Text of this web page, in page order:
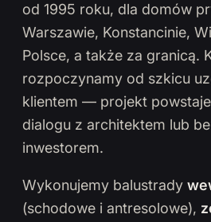
od 1995 roku, dla domów
Warszawie, Konstancinie,
Polsce, a także za granicą.
rozpoczynamy od szkicu
klientem — projekt
dialogu z architektem lub
inwestorem.
Wykonujemy balustrady
(schodowe i antresolowe),